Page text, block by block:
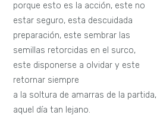
porque esto es la acción, este no
estar seguro, esta descuidada
preparación, este sembrar las
semillas retorcidas en el surco,
este disponerse a olvidar y este
retornar siempre
a la soltura de amarras de la partida,
aquel día tan lejano.